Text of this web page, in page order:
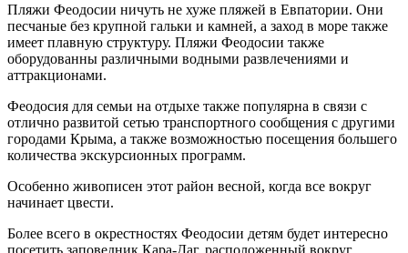
Пляжи Феодосии ничуть не хуже пляжей в Евпатории. Они
песчаные без крупной гальки и камней, а заход в море также
имеет плавную структуру. Пляжи Феодосии также
оборудованны различными водными развлечениями и
аттракционами.
Феодосия для семьи на отдыхе также популярна в связи с
отлично развитой сетью транспортного сообщения с другими
городами Крыма, а также возможностью посещения большего
количества экскурсионных программ.
Особенно живописен этот район весной, когда все вокруг
начинает цвести.
Более всего в окрестностях Феодосии детям будет интересно
посетить заповедник Кара-Даг, расположенный вокруг